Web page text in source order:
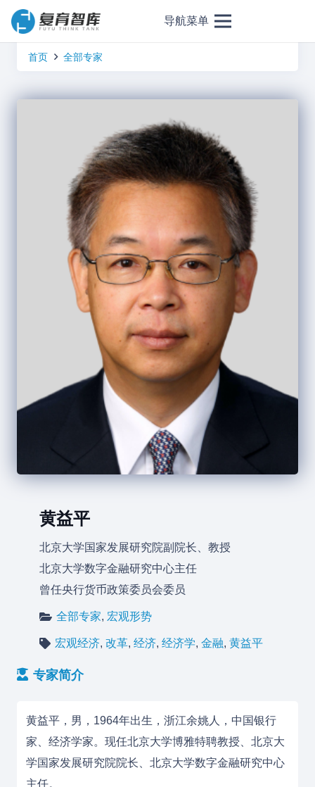
导航菜单
首页 全部专家
黄益平
北京大学国家发展研究院副院长、教授
北京大学数字金融研究中心主任
曾任央行货币政策委员会委员
全部专家, 宏观形势
宏观经济,改革,经济,经济学,金融,黄益平
专家简介
黄益平，男，1964年出生， 浙江余姚人，中国银行
家、经济学家。现任北京大学博雅特聘教授、北京大
学国家发展研究院院长、北京大学数字金融研究中心
主任。